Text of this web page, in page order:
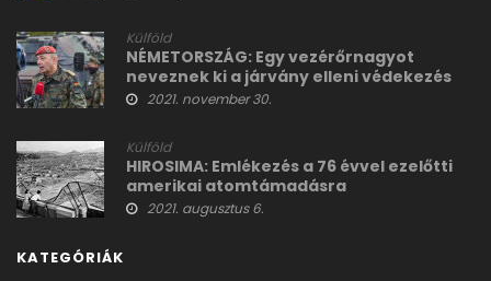
Külföld
NÉMETORSZÁG: Egy vezérőrnagyot
neveznek ki a járvány elleni védekezés
élére. Mire készülnek?
2021. november 30.
Külföld
HIROSIMA: Emlékezés a 76 évvel ezelőtti
amerikai atomtámadásra
2021. augusztus 6.
KATEGÓRIÁK